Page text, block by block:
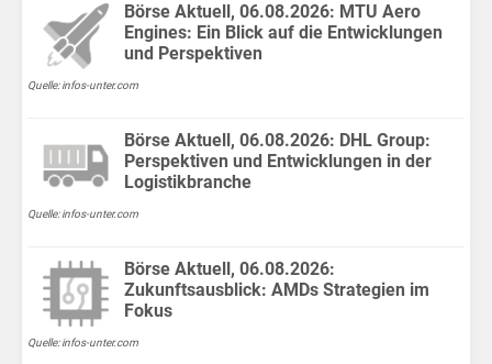
Börse Aktuell, 06.08.2026: MTU Aero
Engines: Ein Blick auf die Entwicklungen
und Perspektiven
Quelle: infos-unter.com
Börse Aktuell, 06.08.2026: DHL Group:
Perspektiven und Entwicklungen in der
Logistikbranche
Quelle: infos-unter.com
Börse Aktuell, 06.08.2026:
Zukunftsausblick: AMDs Strategien im
Fokus
Quelle: infos-unter.com